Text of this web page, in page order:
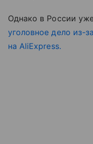
Однако в России
уголовное дело из-
на AliExpress.